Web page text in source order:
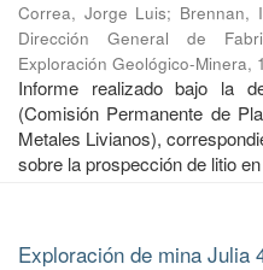
Correa, Jorge Luis; Brennan,
Dirección General de
Exploración Geológico-Minera,
Informe realizado bajo la
(Comisión Permanente de
Metales Livianos),
sobre la prospección de litio
Exploración de mina Julia